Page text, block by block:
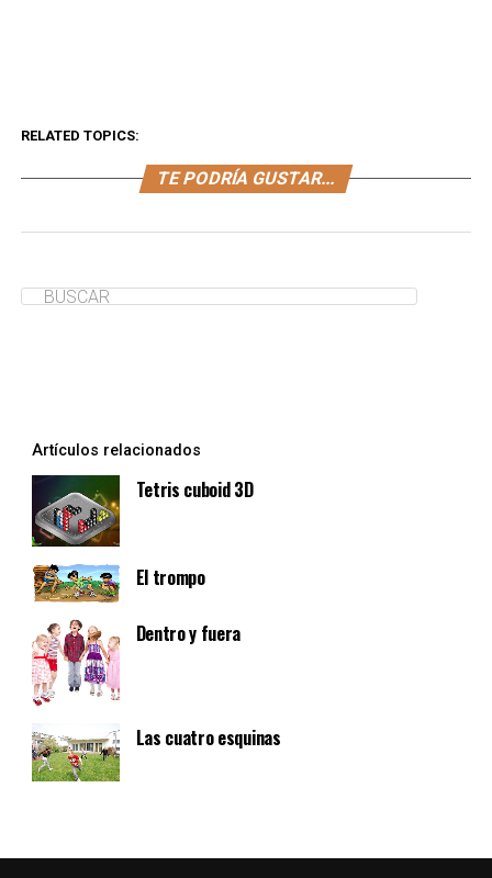
RELATED TOPICS:
TE PODRÍA GUSTAR...
Artículos relacionados
Tetris cuboid 3D
El trompo
Dentro y fuera
Las cuatro esquinas